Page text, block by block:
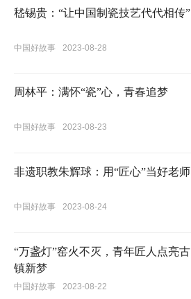
嵇锡贵：“让中国制瓷技艺代代相传”
中国好故事 2023-08-28
周林平：满怀“瓷”心，青春追梦
中国好故事 2023-08-23
非遗职教朱辉球：用“匠心”当好老师
中国好故事 2023-08-24
“万盏灯”窑火不灭，青年匠人点亮古
镇新梦
中国好故事 2023-08-22